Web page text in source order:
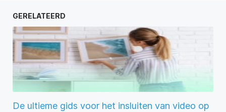
GERELATEERD
De ultieme gids voor het insluiten van video op